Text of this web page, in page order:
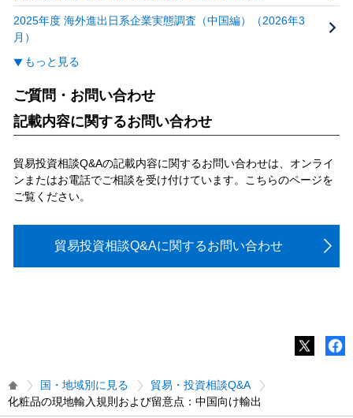
2025年度 海外進出日系企業実態調査（中国編）（2026年3
月）
もっと見る
ご質問・お問い合わせ
記載内容に関するお問い合わせ
貿易投資相談Q&Aの記載内容に関するお問い合わせは、オンライ
ンまたはお電話でご相談を受け付けています。こちらのページを
ご覧ください。
貿易投資相談Q&Aに関するお問い合わせ
国・地域別に見る
貿易・投資相談Q&A
化粧品の現地輸入規則および留意点：中国向け輸出